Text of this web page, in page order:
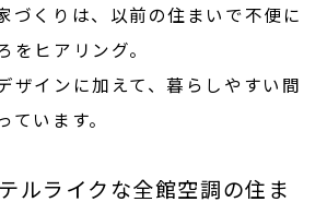
づくりは、以前の住まいで不便に
をヒアリング。
ザインに加えて、暮らしやすい間
います。
ルライクな全館空調の住ま